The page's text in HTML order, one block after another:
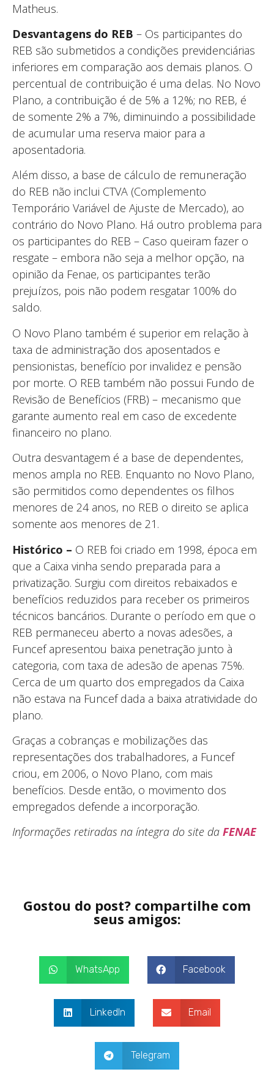
Matheus.
Desvantagens do REB – Os participantes do
REB são submetidos a condições previdenciárias
inferiores em comparação aos demais planos. O
percentual de contribuição é uma delas. No Novo
Plano, a contribuição é de 5% a 12%; no REB, é
de somente 2% a 7%, diminuindo a possibilidade
de acumular uma reserva maior para a
aposentadoria.
Além disso, a base de cálculo de remuneração
do REB não inclui CTVA (Complemento
Temporário Variável de Ajuste de Mercado), ao
contrário do Novo Plano. Há outro problema para
os participantes do REB – Caso queiram fazer o
resgate – embora não seja a melhor opção, na
opinião da Fenae, os participantes terão
prejuízos, pois não podem resgatar 100% do
saldo.
O Novo Plano também é superior em relação à
taxa de administração dos aposentados e
pensionistas, benefício por invalidez e pensão
por morte. O REB também não possui Fundo de
Revisão de Benefícios (FRB) – mecanismo que
garante aumento real em caso de excedente
financeiro no plano.
Outra desvantagem é a base de dependentes,
menos ampla no REB. Enquanto no Novo Plano,
são permitidos como dependentes os filhos
menores de 24 anos, no REB o direito se aplica
somente aos menores de 21.
Histórico – O REB foi criado em 1998, época em
que a Caixa vinha sendo preparada para a
privatização. Surgiu com direitos rebaixados e
benefícios reduzidos para receber os primeiros
técnicos bancários. Durante o período em que o
REB permaneceu aberto a novas adesões, a
Funcef apresentou baixa penetração junto à
categoria, com taxa de adesão de apenas 75%.
Cerca de um quarto dos empregados da Caixa
não estava na Funcef dada a baixa atratividade do
plano.
Graças a cobranças e mobilizações das
representações dos trabalhadores, a Funcef
criou, em 2006, o Novo Plano, com mais
benefícios. Desde então, o movimento dos
empregados defende a incorporação.
Informações retiradas na íntegra do site da FENAE
Gostou do post? compartilhe com
seus amigos:
WhatsApp Facebook
LinkedIn Email
Telegram